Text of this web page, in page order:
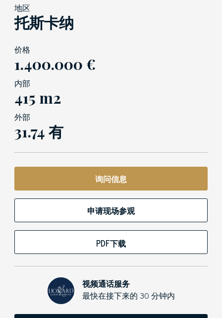
地区
托斯卡纳
价格
1.400.000 €
内部
415 m2
外部
31.74 有
询问信息
申请现场参观
PDF下载
视频通话服务
最快在接下来的 30 分钟内